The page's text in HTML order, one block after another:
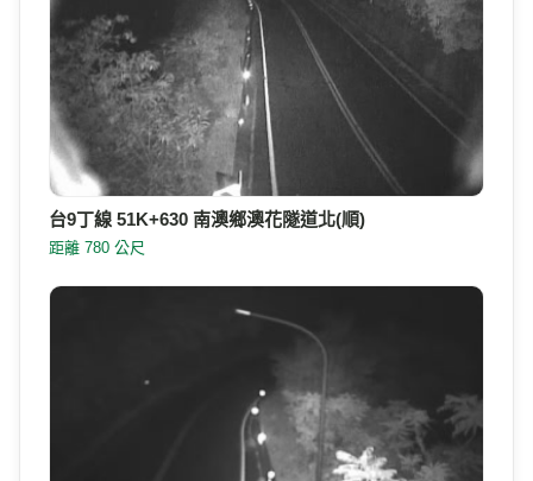
台9丁線 51K+630 南澳鄉澳花隧道北(逆)